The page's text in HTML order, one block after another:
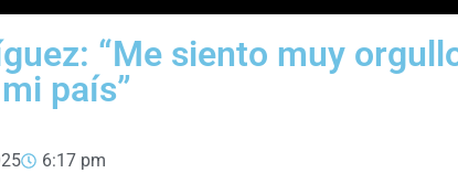
“Me siento muy
país”
6:17 pm